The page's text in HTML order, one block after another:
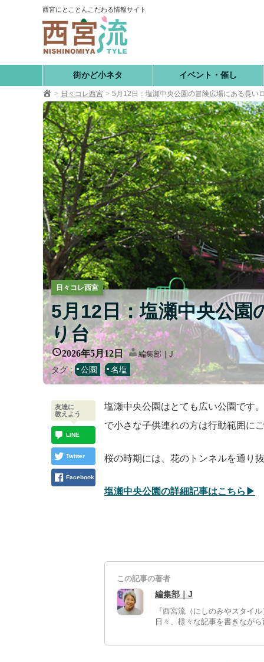
西宮にとことんこだわる情報サイト
街かど小ネタ イベント・催し
日々コレ西宮 5月12日：塩瀬中央公園の冒険広場にある長い
日々コレ西宮
5月12日：塩瀬中央公園
り台
2026年5月12日 編集部｜J
タグ : 公園 名塩
塩瀬中央公園はとても広い公園です
で小さな子供連れの方は行動範囲に
桜の時期には、花のトンネルを通り
塩瀬中央公園の詳細記事はこちら▶︎
友達に
教えよう
LINE
Twitter
Facebook
この記事の著者
編集部｜J
『西宮流（にしのみやスタイ
日々、様々な記事を書きなが